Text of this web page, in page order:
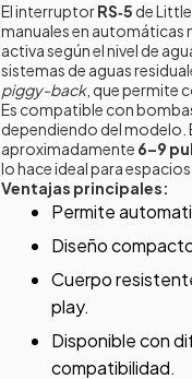
El interruptorRS‑5 de
manuales en automáticas
activa según el nivel de
sistemas de aguas
piggy-back, que permite
Es compatible con
dependiendo del modelo.
aproximadamente 6–9
lo hace ideal para
Ventajas principales:
Permite
Diseño
Cuerpo
play.
Disponible con
compatibilidad.